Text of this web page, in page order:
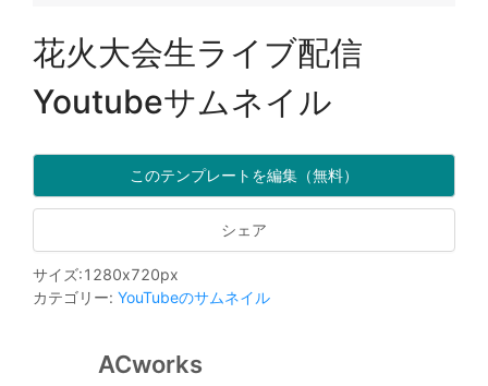
花火大会生ライブ配信
Youtubeサムネイル
このテンプレートを編集（無料）
シェア
サイズ:1280x720px
カテゴリー: YouTubeのサムネイル
ACworks